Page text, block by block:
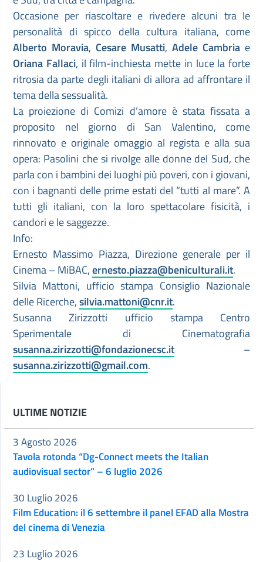
Occasione per riascoltare e rivedere alcuni tra le
personalità di spicco della cultura italiana, come
Alberto Moravia, Cesare Musatti, Adele Cambria e
Oriana Fallaci, il film-inchiesta mette in luce la forte
ritrosia da parte degli italiani di allora ad affrontare il
tema della sessualità.
La proiezione di Comizi d’amore è stata fissata a
proposito nel giorno di San Valentino, come
rinnovato e originale omaggio al regista e alla sua
opera: Pasolini che si rivolge alle donne del Sud, che
parla con i bambini dei luoghi più poveri, con i giovani,
con i bagnanti delle prime estati del “tutti al mare”. A
tutti gli italiani, con la loro spettacolare fisicità, i
candori e le saggezze.
Info:
Ernesto Massimo Piazza, Direzione generale per il
Cinema – MiBAC,ernesto.piazza@beniculturali.it.
Silvia Mattoni, ufficio stampa Consiglio Nazionale
delle Ricerche,silvia.mattoni@cnr.it.
Susanna Zirizzotti ufficio stampa Centro
Sperimentale di Cinematografia
susanna.zirizzotti@fondazionecsc.it –
susanna.zirizzotti@gmail.com.
ULTIME NOTIZIE
Tavola rotonda “Dg-Connect meets the Italian
audiovisual sector” – 6 luglio 2026
3 Agosto 2026
Film Education: il 6 settembre il panel EFAD alla Mostra
del cinema di Venezia
30 Luglio 2026
23 Luglio 2026